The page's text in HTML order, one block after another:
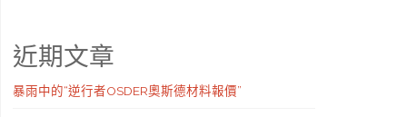
近期文章
暴雨中的“逆行者OSDER奧斯德材料報價”